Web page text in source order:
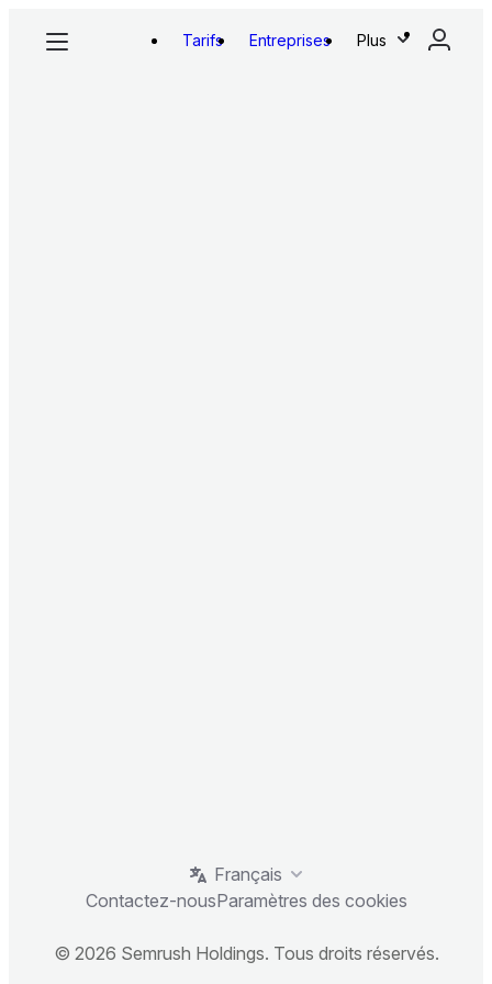
Tarifs Entreprises Plus
Français
Contactez-nousParamètres des cookies
© 2026 Semrush Holdings. Tous droits réservés.